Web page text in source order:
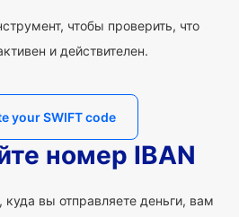
чтобы проверить, что
и действителен.
your SWIFT code
номер IBAN
куда вы отправляете деньги, вам